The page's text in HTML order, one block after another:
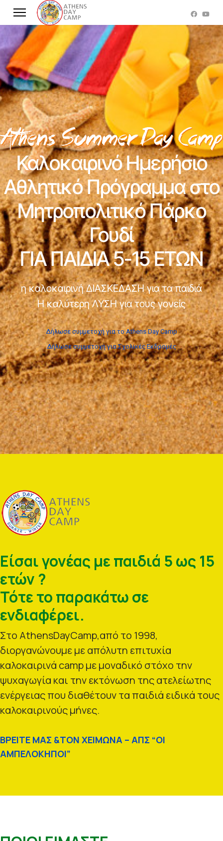
Καλοκαιρινό Ημερήσιο
Αθλητικό Πρόγραμμα στο
Μητροπολιτικό Πάρκο
Γουδί
ΓΙΑ ΠΑΙΔΙΑ 5-15 ΕΤΩΝ
η καλοκαιρινή ΔΙΑΣΚΕΔΑΣΗ για τα παιδιά
Η καλύτερη ΛΥΣΗ για τους γονείς
Δήλωσε συμμετοχή για το Athens Day Camp
Δήλωσε συμμετοχή για Σχολικές Εκδρομές
Είσαι γονέας με παιδιά 5 ως 15
ετών ?
Τότε το παρακάτω σε
ενδιαφέρει.
Στο AthensDayCamp,από το 1998,
διοργανώνουμε με απόλυτη επιτυχία
καλοκαιρινά camp με μοναδικό στόχο την
ψυχαγωγία και την εκτόνωση της ατελείωτης
ενέργειας που διαθέτουν τα παιδιά ειδικά τους
καλοκαιρινούς μήνες.
ΒΡΕΙΤΕ ΜΑΣ &ΤΟΝ ΧΕΙΜΩΝΑ – ΑΠΣ “ΟΙ
ΑΜΠΕΛΟΚΗΠΟΙ”